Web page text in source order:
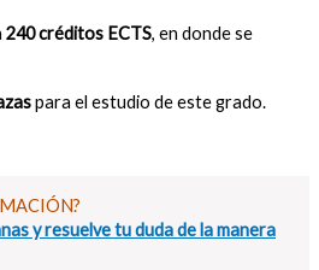
240 créditos ECTS, en donde se
para el estudio de este grado.
y resuelve tu duda de la manera